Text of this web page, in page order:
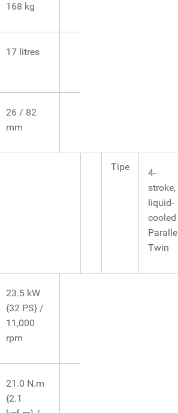
168 kg
17 litres
26 / 82
mm
Tipe
4-
stroke,
liquid-
cooled
Twin
23.5 kW
{32 PS} /
11,000
rpm
21.0 N.m
{2.1